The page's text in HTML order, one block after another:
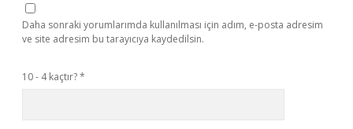
Daha sonraki yorumlarımda kullanılması için adım, e-posta adresim
ve site adresim bu tarayıcıya kaydedilsin.
10 - 4 kaçtır?*